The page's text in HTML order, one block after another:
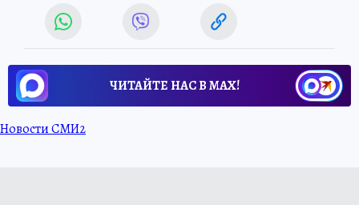
ЧИТАЙТЕ НАС В МАХ!
Новости СМИ2